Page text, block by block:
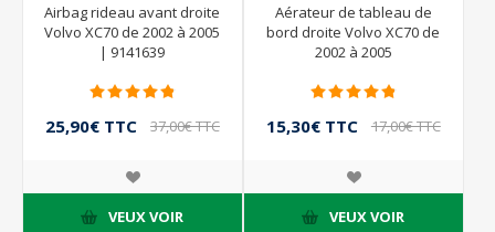
Airbag rideau avant droite
Volvo XC70 de 2002 à 2005
| 9141639
25,90€ TTC 37,00€ TTC
VEUX VOIR
Aérateur de tableau de
bord droite Volvo XC70 de
2002 à 2005
15,30€ TTC 17,00€ TTC
VEUX VOIR